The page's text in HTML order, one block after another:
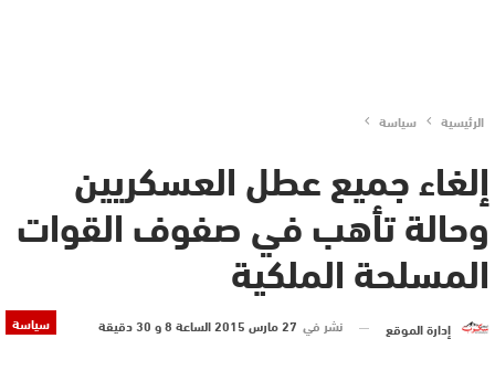
الرئيسية سياسة
إلغاء جميع عطل العسكريين
وحالة تأهب في صفوف القوات
المسلحة الملكية
سياسة إدارة الموقع نشر في 27 مارس 2015 الساعة 8 و 30 دقيقة